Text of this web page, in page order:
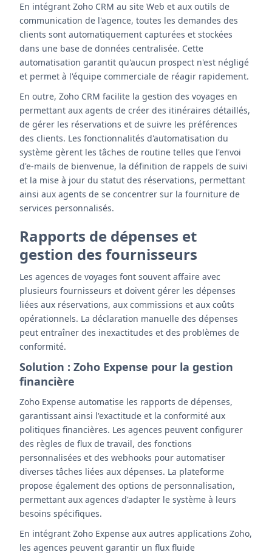
En intégrant Zoho CRM au site Web et aux outils de
communication de l'agence, toutes les demandes des
clients sont automatiquement capturées et stockées
dans une base de données centralisée. Cette
automatisation garantit qu'aucun prospect n'est négligé
et permet à l'équipe commerciale de réagir rapidement.
En outre, Zoho CRM facilite la gestion des voyages en
permettant aux agents de créer des itinéraires détaillés,
de gérer les réservations et de suivre les préférences
des clients. Les fonctionnalités d'automatisation du
système gèrent les tâches de routine telles que l'envoi
d'e-mails de bienvenue, la définition de rappels de suivi
et la mise à jour du statut des réservations, permettant
ainsi aux agents de se concentrer sur la fourniture de
services personnalisés.
Rapports de dépenses et
gestion des fournisseurs
Les agences de voyages font souvent affaire avec
plusieurs fournisseurs et doivent gérer les dépenses
liées aux réservations, aux commissions et aux coûts
opérationnels. La déclaration manuelle des dépenses
peut entraîner des inexactitudes et des problèmes de
conformité.
Solution : Zoho Expense pour la gestion
financière
Zoho Expense automatise les rapports de dépenses,
garantissant ainsi l'exactitude et la conformité aux
politiques financières. Les agences peuvent configurer
des règles de flux de travail, des fonctions
personnalisées et des webhooks pour automatiser
diverses tâches liées aux dépenses. La plateforme
propose également des options de personnalisation,
permettant aux agences d'adapter le système à leurs
besoins spécifiques.
En intégrant Zoho Expense aux autres applications Zoho,
les agences peuvent garantir un flux fluide